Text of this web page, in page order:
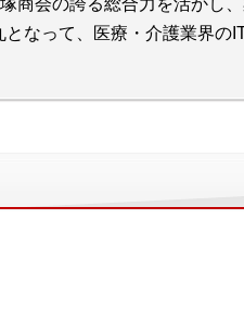
商会の誇る総合力を活かし
なって、医療・介護業界の